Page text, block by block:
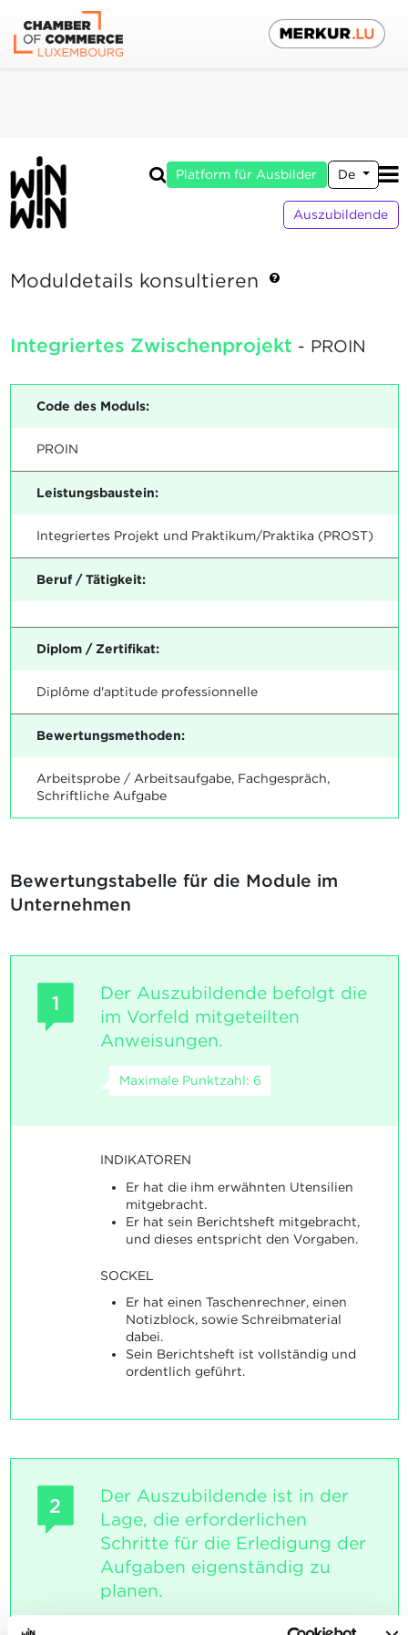
Platform für Ausbilder De
Auszubildende
Moduldetails konsultieren
Integriertes Zwischenprojekt - PROIN
Code des Moduls:
PROIN
Leistungsbaustein:
Integriertes Projekt und Praktikum/Praktika (PROST)
Beruf / Tätigkeit:
Diplom / Zertifikat:
Diplôme d'aptitude professionnelle
Bewertungsmethoden:
Arbeitsprobe / Arbeitsaufgabe, Fachgespräch,
Schriftliche Aufgabe
Bewertungstabelle für die Module im
Unternehmen
1
Der Auszubildende befolgt die
im Vorfeld mitgeteilten
Anweisungen.
Maximale Punktzahl: 6
INDIKATOREN
Er hat die ihm erwähnten Utensilien
mitgebracht.
Er hat sein Berichtsheft mitgebracht,
und dieses entspricht den Vorgaben.
SOCKEL
Er hat einen Taschenrechner, einen
Notizblock, sowie Schreibmaterial
dabei.
Sein Berichtsheft ist vollständig und
ordentlich geführt.
2
Der Auszubildende ist in der
Lage, die erforderlichen
Schritte für die Erledigung der
Aufgaben eigenständig zu
planen.